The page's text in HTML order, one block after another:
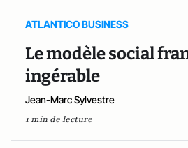
ATLANTICO BUSINESS
Le modèle social
ingérable
Jean-Marc Sylvestre
1 min de lecture